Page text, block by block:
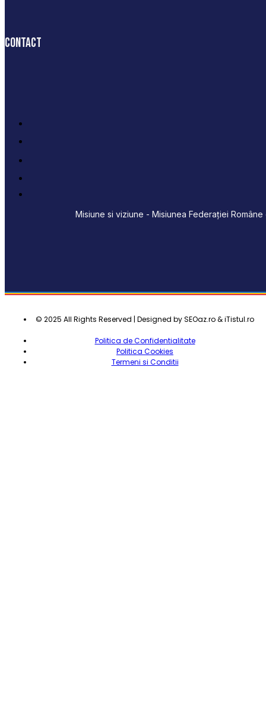
Contact
Misiune si viziune - Misiunea Federației
© 2025 All Rights Reserved | Designed by SEOaz.ro & iTistul.ro
Politica de Confidentialitate
Politica Cookies
Termeni si Conditii